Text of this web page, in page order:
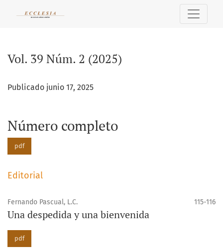
Vol. 39 Núm. 2 (2025)
Publicado junio 17, 2025
Número completo
pdf
Editorial
Fernando Pascual, L.C. 115-116
Una despedida y una bienvenida
pdf